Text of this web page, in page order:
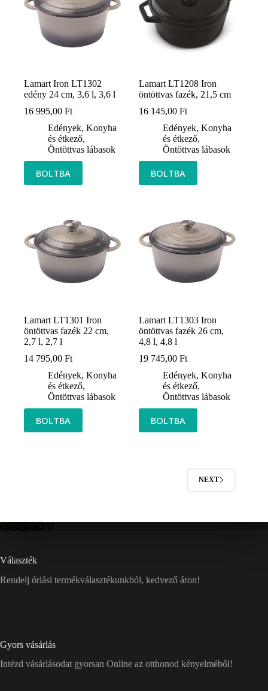
Lamart Iron LT1302
edény 24 cm, 3,6 l, 3,6 l
16 995,00 Ft
Edények, Konyha
és étkező,
Öntöttvas lábasok
BOLTBA
Lamart LT1208 Iron
öntöttvas fazék, 21,5 cm
16 145,00Ft
Edények,Konyha
és étkező,
Öntöttvas lábasok
BOLTBA
Lamart LT1301 Iron
öntöttvas fazék 22 cm,
2,7 l, 2,7 l
14 795,00 Ft
Edények, Konyha
és étkező,
Öntöttvas lábasok
BOLTBA
Lamart LT1303 Iron
öntöttvas fazék 26 cm,
4,8 l, 4,8 l
19 745,00Ft
Edények,Konyha
és étkező,
Öntöttvas lábasok
BOLTBA
NEXT
Választék
Rendelj óriási termékválasztékunkból, kedvező áron!
Gyors vásárlás
Intézd vásárlásodat gyorsan Online az otthonod kényelméből!